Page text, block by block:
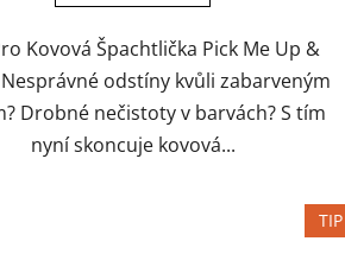
hvězdiček.
Kovová Špachtlička Pick Me Up &
odstíny kvůli zabarveným
Drobné nečistoty v barvách? S tím
nyní skoncuje kovová...
TIP